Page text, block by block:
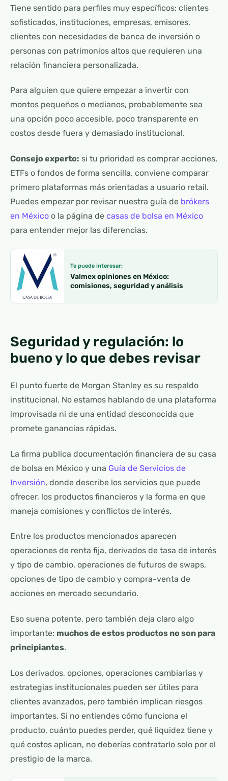
Tiene sentido para perfiles muy específicos: clientes
sofisticados, instituciones, empresas, emisores,
clientes con necesidades de banca de inversión o
personas con patrimonios altos que requieren una
relación financiera personalizada.
Para alguien que quiere empezar a invertir con
montos pequeños o medianos, probablemente sea
una opción poco accesible, poco transparente en
costos desde fuera y demasiado institucional.
Consejo experto: si tu prioridad es comprar acciones,
ETFs o fondos de forma sencilla, conviene comparar
primero plataformas más orientadas a usuario retail.
Puedes empezar por revisar nuestra guía de brókers
en México o la página de casas de bolsa en México
para entender mejor las diferencias.
Te puede interesar:
Valmex opiniones en México:
comisiones, seguridad y análisis
Seguridad y regulación: lo
bueno y lo que debes revisar
El punto fuerte de Morgan Stanley es su respaldo
institucional. No estamos hablando de una plataforma
improvisada ni de una entidad desconocida que
promete ganancias rápidas.
La firma publica documentación financiera de su casa
de bolsa en México y una Guía de Servicios de
Inversión, donde describe los servicios que puede
ofrecer, los productos financieros y la forma en que
maneja comisiones y conflictos de interés.
Entre los productos mencionados aparecen
operaciones de renta fija, derivados de tasa de interés
y tipo de cambio, operaciones de futuros de swaps,
opciones de tipo de cambio y compra-venta de
acciones en mercado secundario.
Eso suena potente, pero también deja claro algo
importante: muchos de estos productos no son para
principiantes.
Los derivados, opciones, operaciones cambiarias y
estrategias institucionales pueden ser útiles para
clientes avanzados, pero también implican riesgos
importantes. Si no entiendes cómo funciona el
producto, cuánto puedes perder, qué liquidez tiene y
qué costos aplican, no deberías contratarlo solo por el
prestigio de la marca.